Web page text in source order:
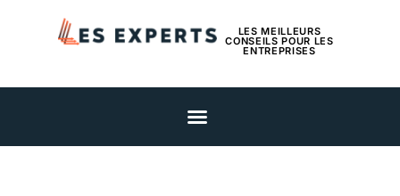
LES MEILLEURS
CONSEILS POUR LES
ENTREPRISES